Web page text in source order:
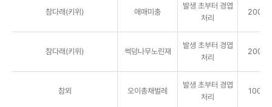
참다래(키위) 애매미충
발생 초부터 경엽
처리
2000
참다래(키위) 썩덩나무노린재
발생 초부터 경엽
처리
2000
참외 오이총채벌레
발생 초부터 경엽
처리
1000